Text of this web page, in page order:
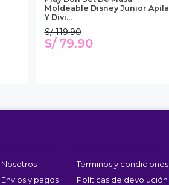
Moldeable Disney Junior Apila
Y Divi...
S/ 119.90
S/ 79.90
Nosotros
Envios y pagos
Términos y condiciones
Políticas de devolución